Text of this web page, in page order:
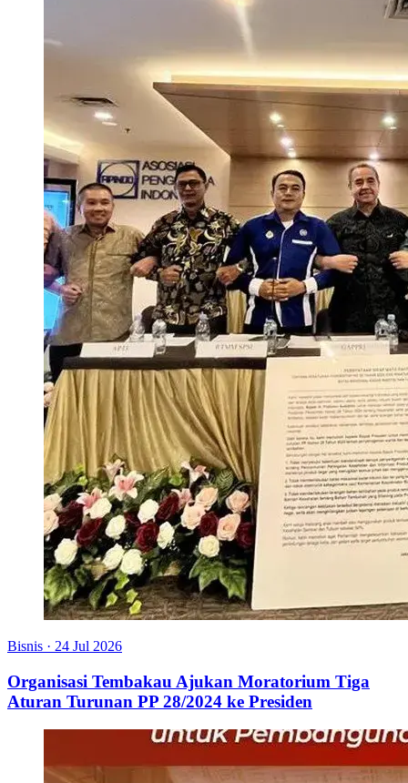
Bisnis · 24 Jul 2026
Organisasi Tembakau Ajukan Moratorium Tiga
Aturan Turunan PP 28/2024 ke Presiden